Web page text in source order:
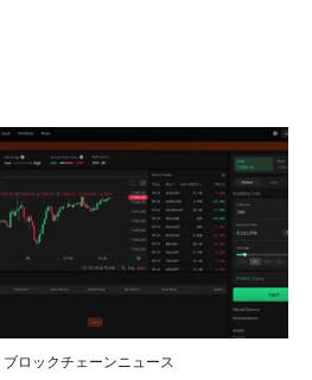
ブロックチェーンニュース